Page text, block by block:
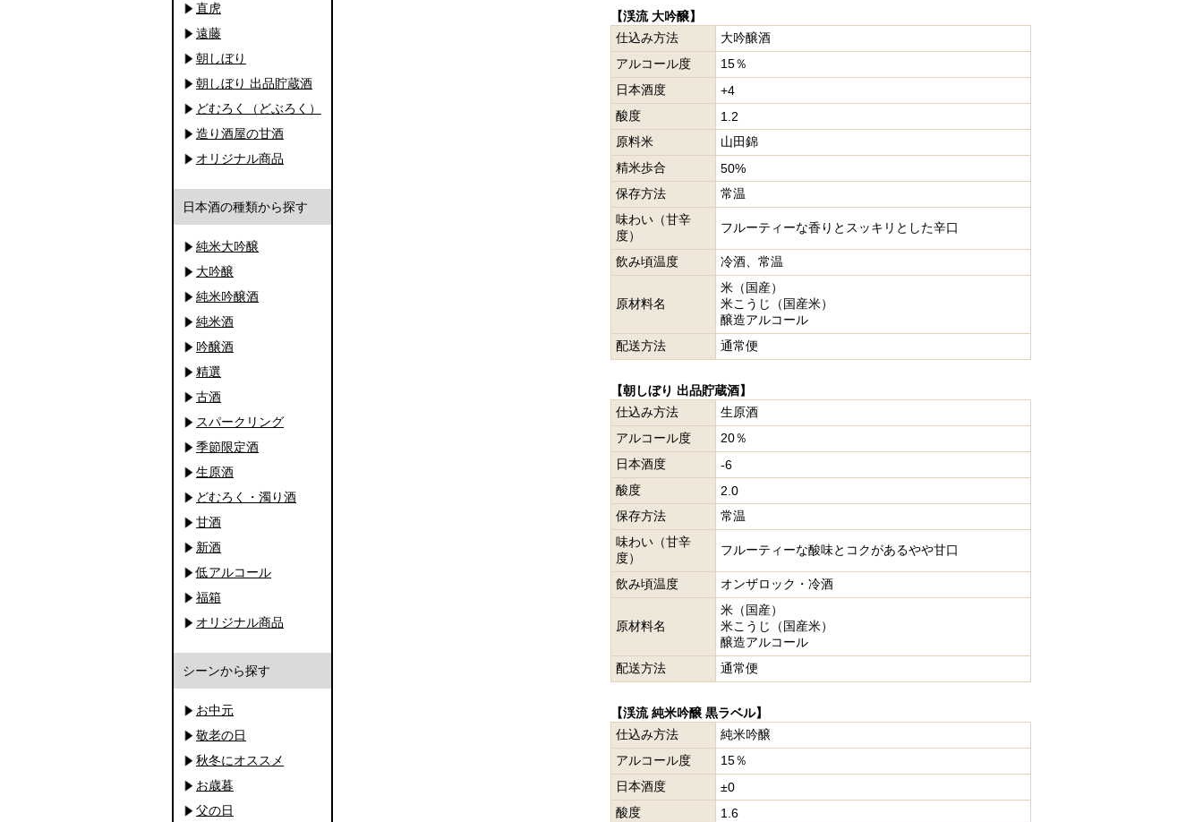
直虎
遠藤
朝しぼり
朝しぼり 出品貯蔵酒
どむろく（どぶろく）
造り酒屋の甘酒
オリジナル商品
日本酒の種類から探す
純米大吟醸
大吟醸
純米吟醸酒
純米酒
吟醸酒
精選
古酒
スパークリング
季節限定酒
生原酒
どむろく・濁り酒
甘酒
新酒
低アルコール
福箱
オリジナル商品
シーンから探す
お中元
敬老の日
秋冬にオススメ
お歳暮
父の日
【渓流 大吟醸】
仕込み方法
大吟醸酒
アルコール度
15％
日本酒度
+4
酸度
1.2
原料米
山田錦
精米歩合
50%
保存方法
常温
味わい（甘辛
度）
フルーティーな香りとスッキリとした辛口
飲み頃温度 冷酒、常温
原材料名
米（国産）
米こうじ（国産米）
醸造アルコール
配送方法
通常便
【朝しぼり 出品貯蔵酒】
仕込み方法
生原酒
アルコール度
20％
日本酒度
-6
酸度
2.0
保存方法
常温
味わい（甘辛
度）
フルーティーな酸味とコクがあるやや甘口
飲み頃温度 オンザロック・冷酒
原材料名
米（国産）
米こうじ（国産米）
醸造アルコール
配送方法
通常便
【渓流 純米吟醸 黒ラベル】
仕込み方法
純米吟醸
アルコール度
15％
日本酒度
±0
酸度
1.6